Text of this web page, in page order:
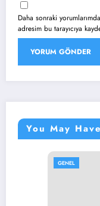
Daha sonraki
adresim bu tarayıcıya
You May